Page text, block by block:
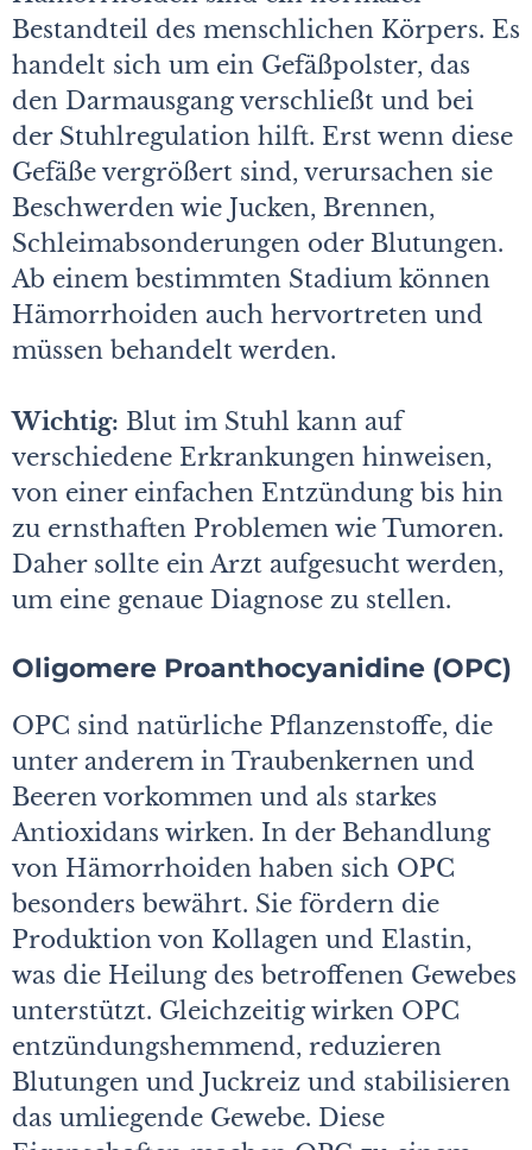
Bestandteil des menschlichen Körpers. Es
handelt sich um ein Gefäßpolster, das
den Darmausgang verschließt und bei
der Stuhlregulation hilft. Erst wenn diese
Gefäße vergrößert sind, verursachen sie
Beschwerden wie Jucken, Brennen,
Schleimabsonderungen oder Blutungen.
Ab einem bestimmten Stadium können
Hämorrhoiden auch hervortreten und
müssen behandelt werden.
Wichtig: Blut im Stuhl kann auf
verschiedene Erkrankungen hinweisen,
von einer einfachen Entzündung bis hin
zu ernsthaften Problemen wie Tumoren.
Daher sollte ein Arzt aufgesucht werden,
um eine genaue Diagnose zu stellen.
Oligomere Proanthocyanidine (OPC)
OPC sind natürliche Pflanzenstoffe, die
unter anderem in Traubenkernen und
Beeren vorkommen und als starkes
Antioxidans wirken. In der Behandlung
von Hämorrhoiden haben sich OPC
besonders bewährt. Sie fördern die
Produktion von Kollagen und Elastin,
was die Heilung des betroffenen Gewebes
unterstützt. Gleichzeitig wirken OPC
entzündungshemmend, reduzieren
Blutungen und Juckreiz und stabilisieren
das umliegende Gewebe. Diese